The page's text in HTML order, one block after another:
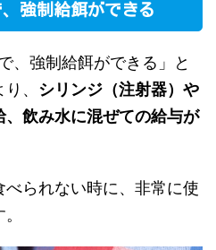
強制給餌ができる
、強制給餌ができる」と
、 シリンジ（注射器）や
飲み水に混ぜての給与が
られない時に、非常に使